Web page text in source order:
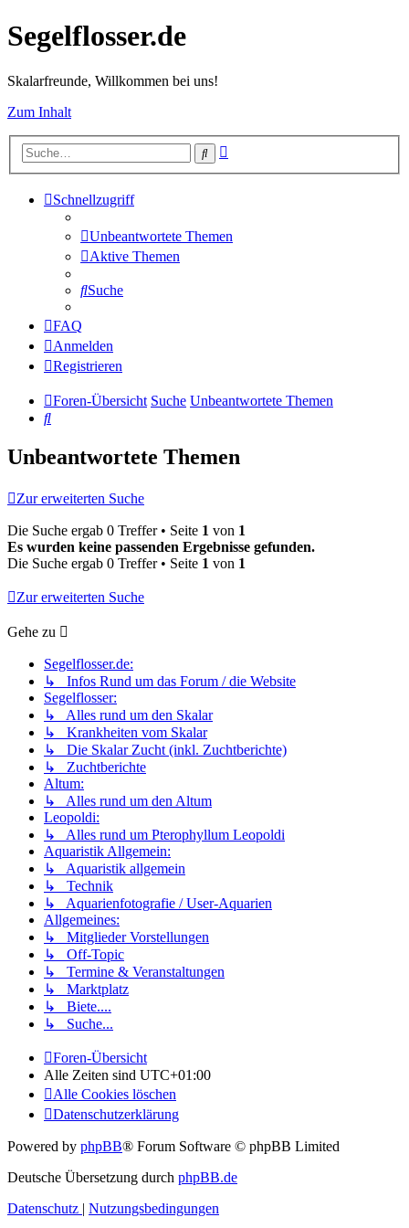
Segelflosser.de
Skalarfreunde, Willkommen bei uns!
Zum Inhalt
Suche
Schnellzugriff
Unbeantwortete Themen
Aktive Themen
Suche
FAQ
Anmelden
Registrieren
Foren-Übersicht Suche Unbeantwortete Themen
Suche
Unbeantwortete Themen
Zur erweiterten Suche
Die Suche ergab 0 Treffer • Seite 1 von 1
Es wurden keine passenden Ergebnisse gefunden.
Die Suche ergab 0 Treffer • Seite 1 von 1
Zur erweiterten Suche
Gehe zu
Segelflosser.de:
↳ Infos Rund um das Forum / die Website
Segelflosser:
↳ Alles rund um den Skalar
↳ Krankheiten vom Skalar
↳ Die Skalar Zucht (inkl. Zuchtberichte)
↳ Zuchtberichte
Altum:
↳ Alles rund um den Altum
Leopoldi:
↳ Alles rund um Pterophyllum Leopoldi
Aquaristik Allgemein:
↳ Aquaristik allgemein
↳ Technik
↳ Aquarienfotografie / User-Aquarien
Allgemeines:
↳ Mitglieder Vorstellungen
↳ Off-Topic
↳ Termine & Veranstaltungen
↳ Marktplatz
↳ Biete....
↳ Suche...
Foren-Übersicht
Alle Zeiten sind UTC+01:00
Alle Cookies löschen
Datenschutzerklärung
Powered by phpBB® Forum Software © phpBB Limited
Deutsche Übersetzung durch phpBB.de
Datenschutz | Nutzungsbedingungen